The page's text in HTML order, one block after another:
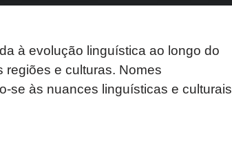
à evolução linguística ao longo do
regiões e culturas. Nomes
se às nuances linguísticas e culturais